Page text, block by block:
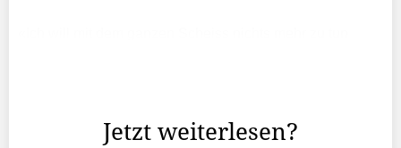
Jetzt weiterlesen?